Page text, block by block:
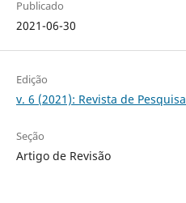
Publicado
2021-06-30
Edição
v. 6 (2021): Revista de
Seção
Artigo de Revisão